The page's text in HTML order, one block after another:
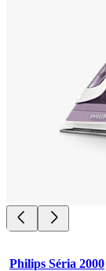
Philips Séria 2000